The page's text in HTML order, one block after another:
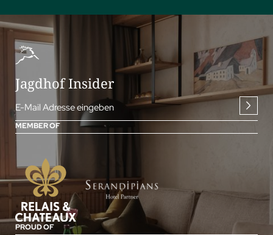
Jagdhof Insider
E-Mail Adresse eingeben
MEMBER OF
PROUD OF